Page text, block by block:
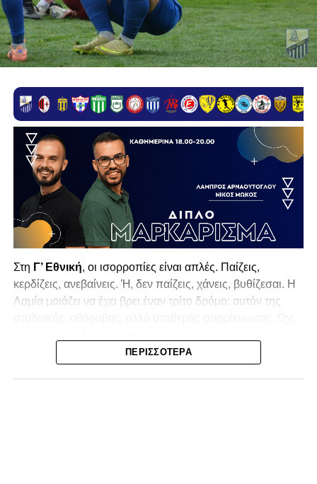
Στη Γ’ Εθνική, οι ισορροπίες είναι απλές. Παίζεις,
κερδίζεις, ανεβαίνεις. Ή, δεν παίζεις, χάνεις, βυθίζεσαι. Η
Λαμία μοιάζει να έχει βρει έναν τρίτο δρόμο: αυτόν της
της κατηγορίας. Της συρρίκνωσης της ίδιας της
ΠΕΡΙΣΣΌΤΕΡΑ